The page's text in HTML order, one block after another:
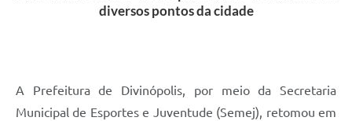
diversos pontos da cidade
A Prefeitura de Divinópolis, por meio da Secretaria
Municipal de Esportes e Juventude (Semej), retomou em